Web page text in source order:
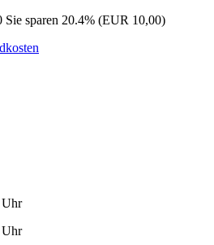
Sie sparen 20.4% (EUR 10,00)
Uhr